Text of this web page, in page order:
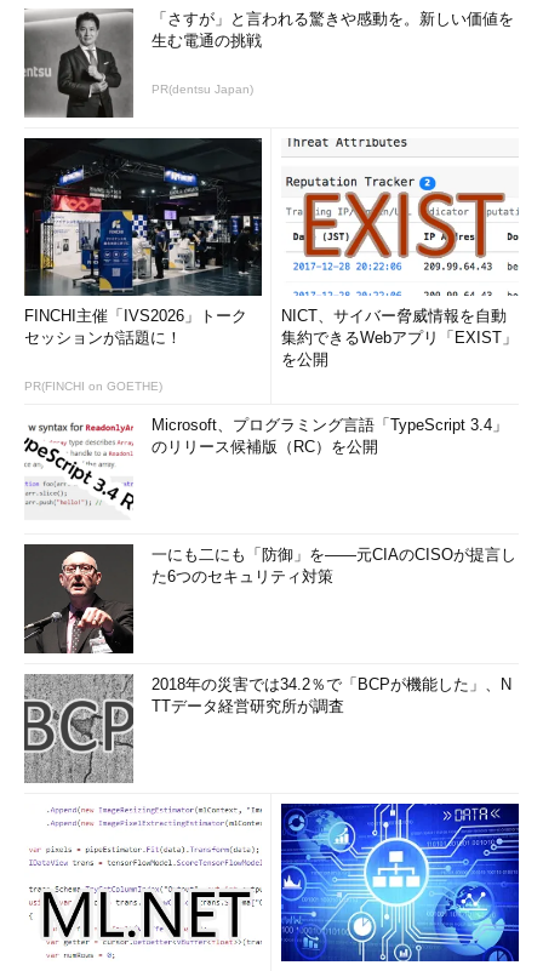
「さすが」と言われる驚きや感動を。新しい価値を
生む電通の挑戦
PR(dentsu Japan)
FINCHI主催「IVS2026」トーク
セッションが話題に！
PR(FINCHI on GOETHE)
NICT、サイバー脅威情報を自動
集約できるWebアプリ「EXIST」
を公開
Microsoft、プログラミング言語「TypeScript 3.4」
のリリース候補版（RC）を公開
一にも二にも「防御」を――元CIAのCISOが提言し
た6つのセキュリティ対策
2018年の災害では34.2％で「BCPが機能した」、N
TTデータ経営研究所が調査